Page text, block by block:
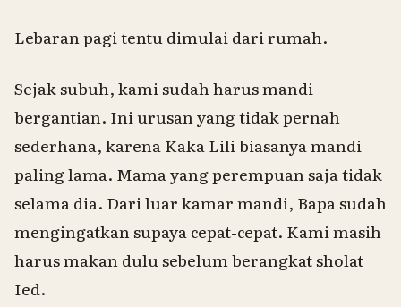
Lebaran pagi tentu dimulai dari rumah.
Sejak subuh, kami sudah harus mandi
bergantian. Ini urusan yang tidak pernah
sederhana, karena Kaka Lili biasanya mandi
paling lama. Mama yang perempuan saja tidak
selama dia. Dari luar kamar mandi, Bapa sudah
mengingatkan supaya cepat-cepat. Kami masih
harus makan dulu sebelum berangkat sholat
Ied.